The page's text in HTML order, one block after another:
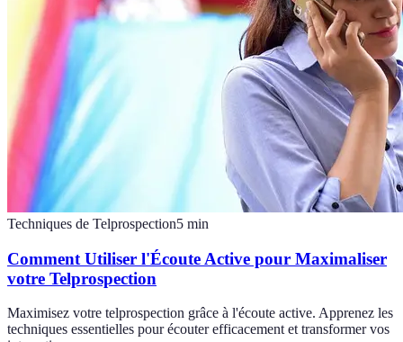
Techniques de Telprospection5 min
Comment Utiliser l'Écoute Active pour Maximaliser
votre Telprospection
Maximisez votre telprospection grâce à l'écoute active. Apprenez les
techniques essentielles pour écouter efficacement et transformer vos